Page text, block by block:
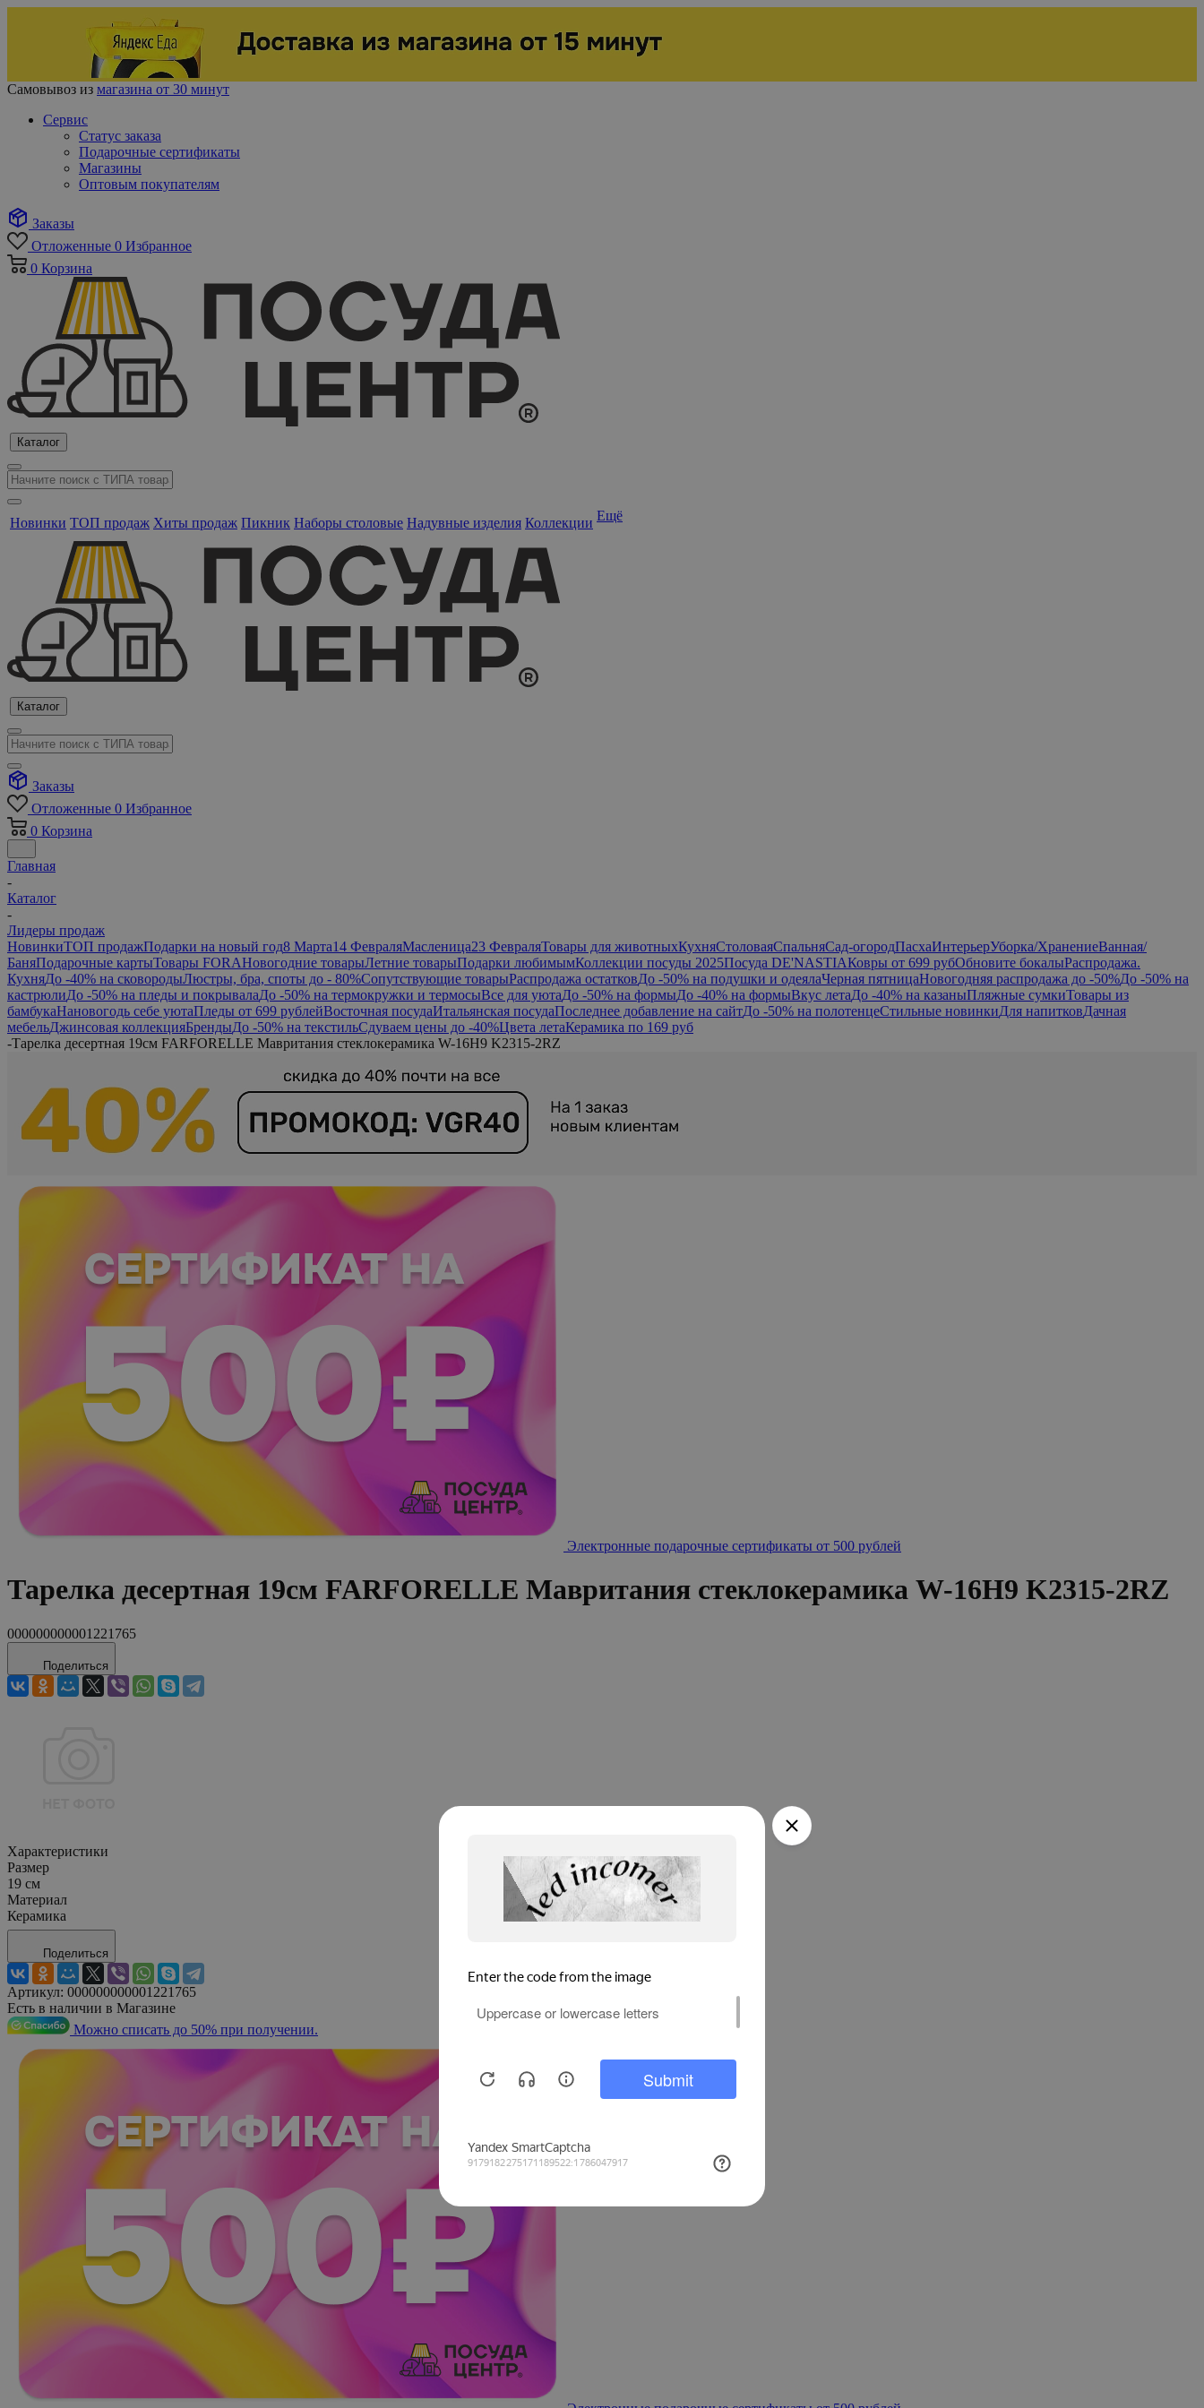
Самовывоз из магазина от 30 минут
Сервис
Статус заказа
Подарочные сертификаты
Магазины
Оптовым покупателям
Заказы
Отложенные 0 Избранное
0 Корзина
Каталог
Новинки ТОП продаж Хиты продаж Пикник Наборы столовые Надувные изделия Коллекции Ещё
Каталог
Заказы
Отложенные 0 Избранное
0 Корзина
Главная
-
Каталог
-
Лидеры продаж
НовинкиТОП продажПодарки на новый год8 Марта14 ФевраляМасленица23 ФевраляТовары для животныхКухняСтоловаяСпальняСад-огородПасхаИнтерьерУборка/ХранениеВанная/
БаняПодарочные картыТовары FORAНовогодние товарыЛетние товарыПодарки любимымКоллекции посуды 2025Посуда DE'NASTIAКовры от 699 рубОбновите бокалыРаспродажа.
КухняДо -40% на сковородыЛюстры, бра, споты до - 80%Сопутствующие товарыРаспродажа остатковДо -50% на подушки и одеялаЧерная пятницаНовогодняя распродажа до -50%До -50% на
кастрюлиДо -50% на пледы и покрывалаДо -50% на термокружки и термосыВсе для уютаДо -50% на формыДо -40% на формыВкус летаДо -40% на казаныПляжные сумкиТовары из
бамбукаНановогодь себе уютаПледы от 699 рублейВосточная посудаИтальянская посудаПоследнее добавление на сайтДо -50% на полотенцеСтильные новинкиДля напитковДачная
мебельДжинсовая коллекцияБрендыДо -50% на текстильСдуваем цены до -40%Цвета летаКерамика по 169 руб
-Тарелка десертная 19см FARFORELLE Мавритания стеклокерамика W-16H9 K2315-2RZ
Электронные подарочные сертификаты от 500 рублей
Тарелка десертная 19см FARFORELLE Мавритания стеклокерамика W-16H9 K2315-2RZ
000000000001221765
Поделиться
Характеристики
Размер
19 см
Материал
Керамика
Поделиться
Артикул: 000000000001221765
Есть в наличии в Магазине
Можно списать до 50% при получении.